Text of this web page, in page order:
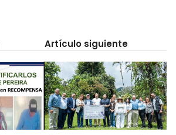
Artículo siguiente